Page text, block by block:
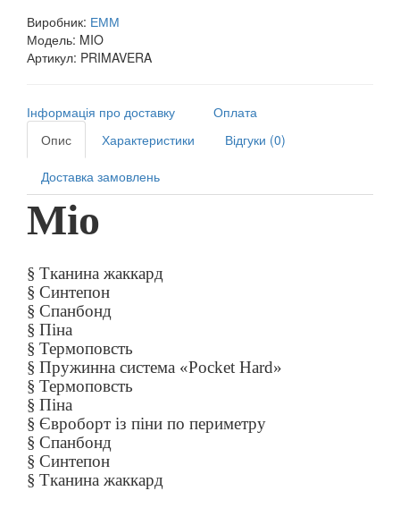
Виробник: ЕММ
Модель: MIO
Артикул: PRIMAVERA
Інформація про доставку
Оплата
Опис
Характеристики Відгуки (0)
Доставка замовлень
Mio
§ Тканина жаккард
§ Синтепон
§ Спанбонд
§ Піна
§ Термоповсть
§ Пружинна система «Pocket Hard»
§ Термоповсть
§ Піна
§ Євроборт із піни по периметру
§ Спанбонд
§ Синтепон
§ Тканина жаккард